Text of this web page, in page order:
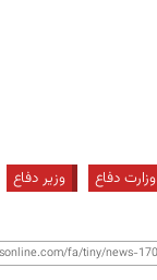
وزارت دفاع وزیر دفاع